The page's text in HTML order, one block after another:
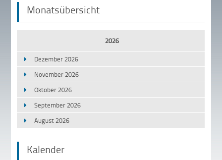
Monatsübersicht
2026
Dezember 2026
November 2026
Oktober 2026
September 2026
August 2026
Kalender